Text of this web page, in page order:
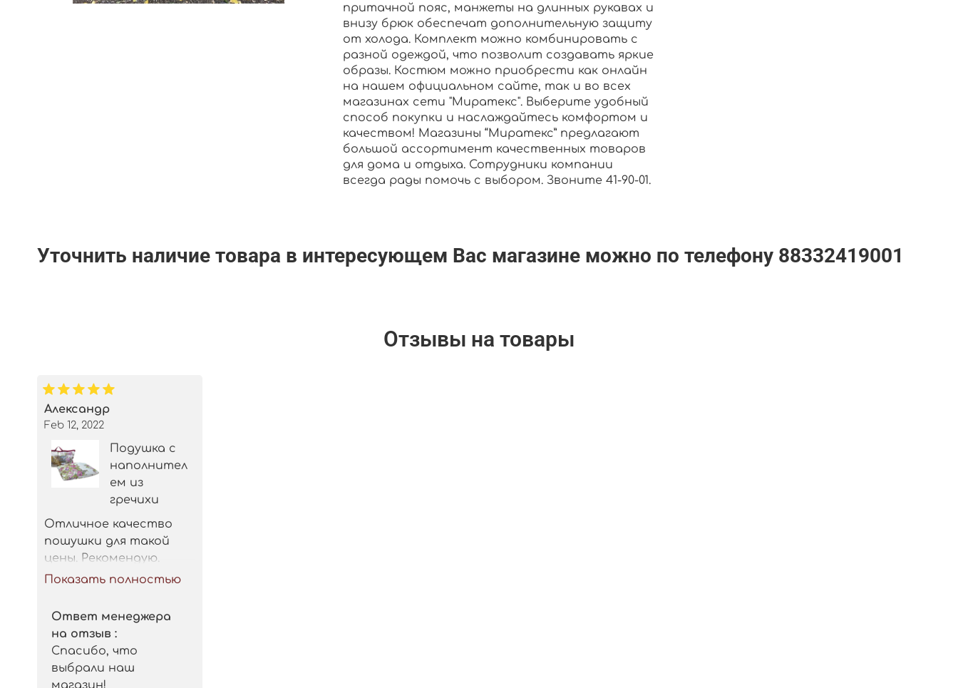
притачной пояс, манжеты на длинных рукавах и
внизу брюк обеспечат дополнительную защиту
от холода. Комплект можно комбинировать с
разной одеждой, что позволит создавать яркие
образы. Костюм можно приобрести как онлайн
на нашем официальном сайте, так и во всех
магазинах сети "Миратекс". Выберите удобный
способ покупки и наслаждайтесь комфортом и
качеством! Магазины “Миратекс” предлагают
большой ассортимент качественных товаров
для дома и отдыха. Сотрудники компании
всегда рады помочь с выбором. Звоните 41-90-01.
Уточнить наличие товара в интересующем Вас магазине можно по телефону 88332419001
Отзывы на товары
Александр
Feb 12, 2022
Подушка с
наполнител
ем из
гречихи
Отличное качество
пошушки для такой
цены. Рекомендую.
Показать полностью
Ответ менеджера
на отзыв :
Спасибо, что
выбрали наш
магазин!